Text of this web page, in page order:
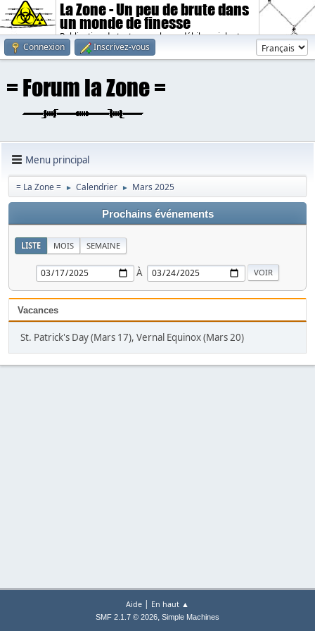
La Zone - Un peu de brute dans
un monde de finesse
Publication de textes sombres, débiles, violents.
Connexion
Inscrivez-vous
Menu principal
= La Zone = ► Calendrier ► Mars 2025
Prochains événements
LISTE MOIS SEMAINE
À
Vacances
St. Patrick's Day (Mars 17), Vernal Equinox (Mars 20)
Aide | En haut ▲
SMF 2.1.7 © 2026, Simple Machines